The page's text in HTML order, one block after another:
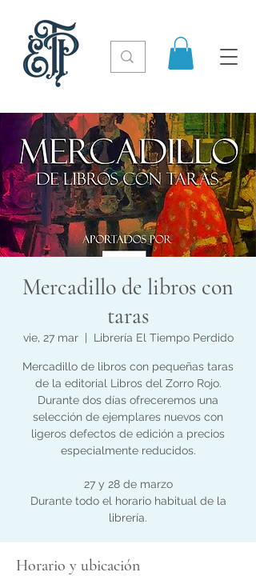
Mercadillo de libros con
taras
vie, 27 mar
  |
Librería El Tiempo Perdido
Mercadillo de libros con pequeñas taras
de la editorial Libros del Zorro Rojo.
Durante dos días ofreceremos una
selección de ejemplares nuevos con
ligeros defectos de edición a precios
especialmente reducidos.
27 y 28 de marzo
Durante todo el horario habitual de la
librería.
Horario y ubicación